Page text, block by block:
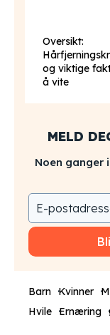
Oversikt:
og viktige
å vite
MELD
Noen ganger
Barn Kvinner
Hvile Ernæring